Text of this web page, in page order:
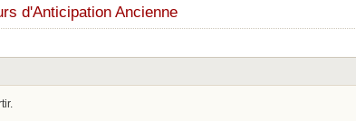
d'Anticipation Ancienne